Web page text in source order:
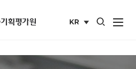
KR
통합검색 열기
사이트맵